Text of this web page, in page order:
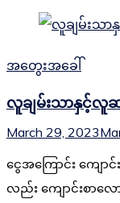
အတွေးအခေါ်
လူချမ်းသာနှင့်လူ
March 29, 2023
ငွေအကြောင်း ကျော
လည်း ကျောင်းစာလ